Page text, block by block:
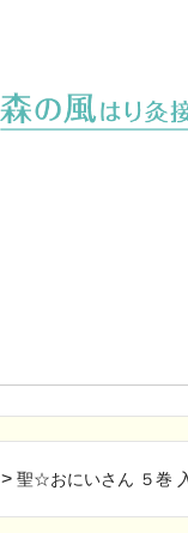
>聖☆おにいさん ５巻